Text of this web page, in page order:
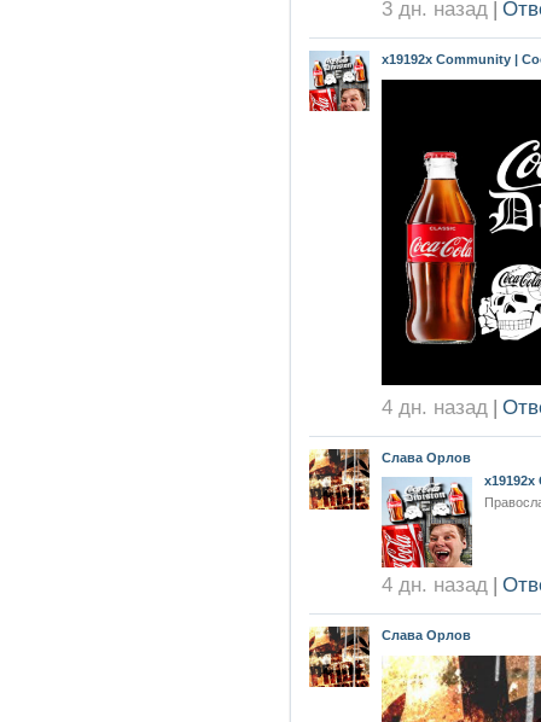
3 дн. назад |
x19192x Community |
4 дн. назад |
Слава Орлов
x19192x
4 дн. назад |
Слава Орлов